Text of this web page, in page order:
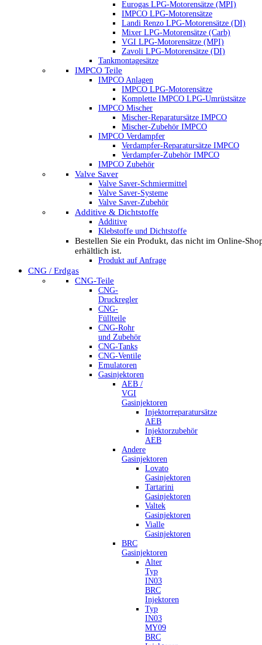
Eurogas LPG-Motorensätze (MPI)
IMPCO LPG-Motorensätze
Landi Renzo LPG-Motorensätze (DI)
Mixer LPG-Motorensätze (Carb)
VGI LPG-Motorensätze (MPI)
Zavoli LPG-Motorensätze (DI)
Tankmontagesätze
IMPCO Teile
IMPCO Anlagen
IMPCO LPG-Motorensätze
Komplette IMPCO LPG-Umrüstsätze
IMPCO Mischer
Mischer-Reparatursätze IMPCO
Mischer-Zubehör IMPCO
IMPCO Verdampfer
Verdampfer-Reparatursätze IMPCO
Verdampfer-Zubehör IMPCO
IMPCO Zubehör
Valve Saver
Valve Saver-Schmiermittel
Valve Saver-Systeme
Valve Saver-Zubehör
Additive & Dichtstoffe
Additive
Klebstoffe und Dichtstoffe
Bestellen Sie ein Produkt, das nicht im Online-
erhältlich ist.
Produkt auf Anfrage
CNG / Erdgas
CNG-Teile
CNG-
Druckregler
CNG-
Füllteile
CNG-Rohr
und Zubehör
CNG-Tanks
CNG-Ventile
Emulatoren
Gasinjektoren
AEB /
VGI
Gasinjektoren
Injektorreparatursätze
AEB
Injektorzubehör
AEB
Andere
Gasinjektoren
Lovato
Gasinjektoren
Tartarini
Gasinjektoren
Valtek
Gasinjektoren
Vialle
Gasinjektoren
BRC
Gasinjektoren
Alter
Typ
IN03
BRC
Injektoren
Typ
IN03
MY09
BRC